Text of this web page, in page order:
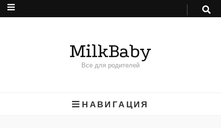
MilkBaby
Все для родителей
НАВИГАЦИЯ